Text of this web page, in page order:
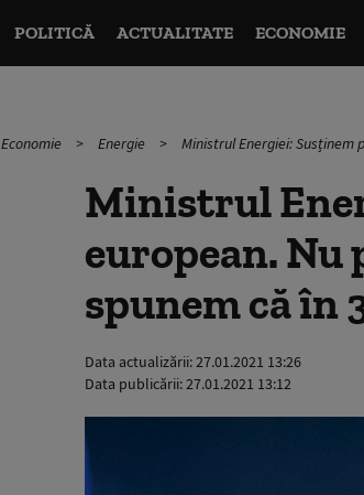
POLITICĂ ACTUALITATE ECONOMIE
Economie Energie Ministrul Energiei: Susținem
Ministrul
european. Nu
spunem că în
Data actualizării:27.01.2021 13:26
Data publicării:27.01.2021 13:12